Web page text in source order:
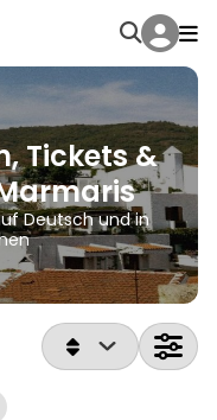
Tickets &
Deutsch und in